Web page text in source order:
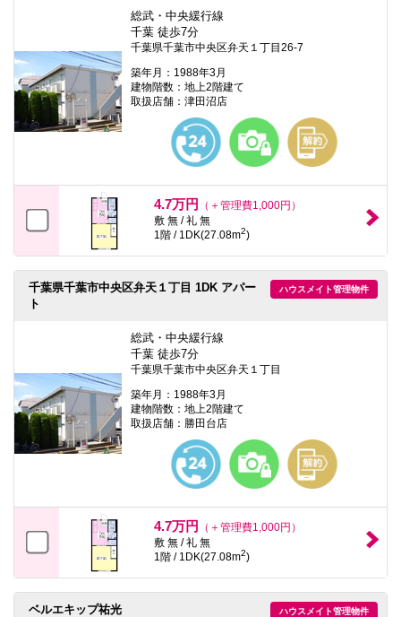
総武・中央緩行線
千葉 徒歩7分
千葉県千葉市中央区弁天１丁目26-7
築年月：1988年3月
建物階数：地上2階建て
取扱店舗：津田沼店
4.7万円
（＋管理費1,000円）
敷 無 / 礼 無
1階 / 1DK(27.08m2)
ハウスメイト管理物件
千葉県千葉市中央区弁天１丁目 1DK アパー
ト
総武・中央緩行線
千葉 徒歩7分
千葉県千葉市中央区弁天１丁目
築年月：1988年3月
建物階数：地上2階建て
取扱店舗：勝田台店
4.7万円
（＋管理費1,000円）
敷 無 / 礼 無
1階 / 1DK(27.08m2)
ハウスメイト管理物件
ベルエキップ祐光